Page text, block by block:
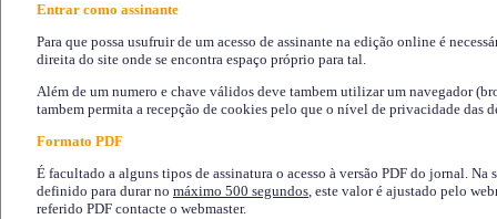
Entrar como assinante
Para que possa usufruir de um acesso de assinante na edição online é
direita do site onde se encontra espaço próprio para tal.
Além de um numero e chave válidos deve tambem utilizar um navegador
tambem permita a recepção de cookies pelo que o nível de privacidade das
Formato PDF
É facultado a alguns tipos de assinatura o acesso à versão PDF do jornal. Na
definido para durar no máximo 500 segundos, este valor é ajustado pelo
referido PDF contacte o webmaster.